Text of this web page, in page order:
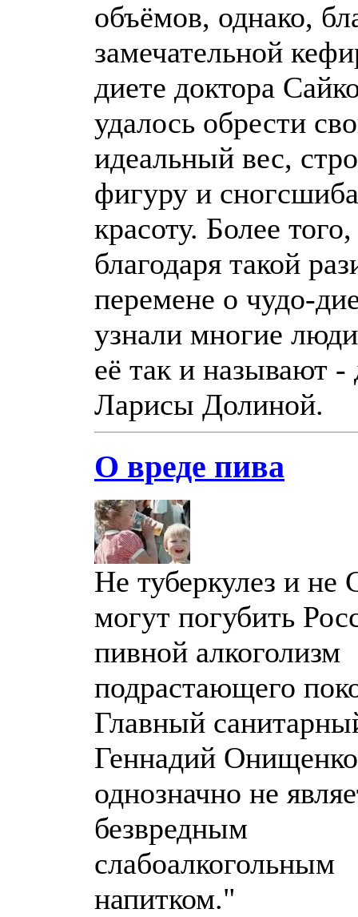
объёмов, однако,
замечательной
диете доктора
удалось обрести
идеальный вес,
фигуру и
красоту. Более того,
благодаря такой
перемене о чудо-
узнали многие
её так и называют -
Ларисы Долиной.
О вреде пива
Не туберкулез и
могут погубить
пивной алкоголизм
подрастающего
Главный
Геннадий
однозначно не
безвредным
слабоалкогольным
напитком."